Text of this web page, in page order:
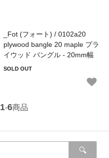
_Fot (フォート) / 0102a20
plywood bangle 20 maple プラ
イウッド バングル - 20mm幅
SOLD OUT
1-6商品